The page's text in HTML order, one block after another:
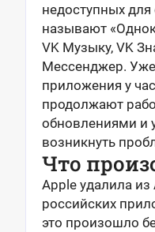
недоступных
называют
VK Музыку, VK
Мессенджер.
приложения у
продолжают
обновлениями и
возникнуть
Что
Apple удалила
российских
это произошло